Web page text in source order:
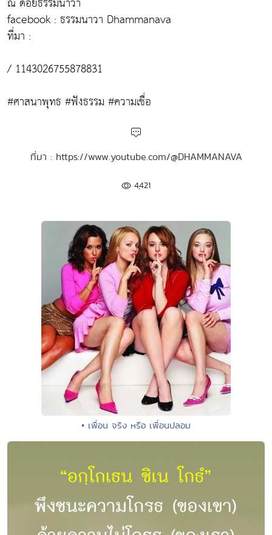
facebook : ธรรมนาวา Dhammanava
ที่มา :
/ 1143026755878831
#ศาสนาพุทธ #ฟังธรรม #ความเชื่อ
ที่มา : https://www.youtube.com/@DHAMMANAVA
4,421
• เพื่อน จริง หรือ เพื่อนปลอม